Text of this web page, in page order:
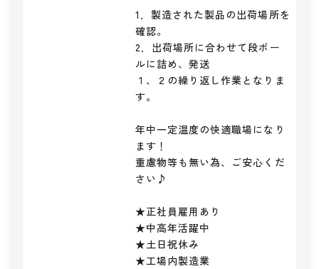
1．製造された製品の出荷場所を
確認。
2．出荷場所に合わせて段ボー
ルに詰め、発送
１、２の繰り返し作業となりま
す。
年中一定温度の快適職場になり
ます！
重慮物等も無い為、ご安心くだ
さい♪
★正社員雇用あり
★中高年活躍中
★土日祝休み
★工場内製造業